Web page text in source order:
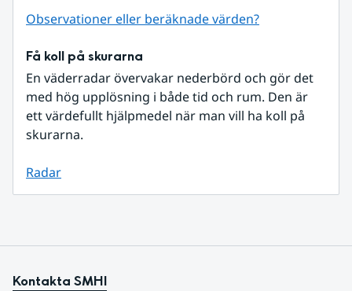
Observationer eller beräknade värden?
Få koll på skurarna
En väderradar övervakar nederbörd och gör det
med hög upplösning i både tid och rum. Den är
ett värdefullt hjälpmedel när man vill ha koll på
skurarna.
Radar
Kontakta SMHI